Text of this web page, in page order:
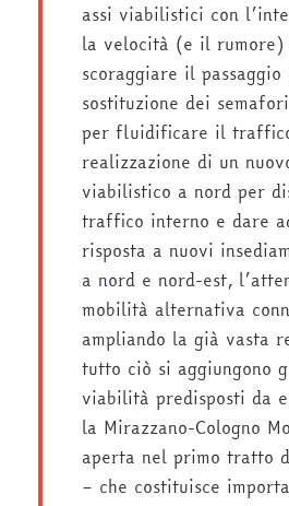
assi viabilistici con
la velocità (e il rumore)
scoraggiare il
sostituzione dei
per fluidificare il
realizzazione di un
viabilistico a nord per
traffico interno e dare
risposta a nuovi
a nord e nord-est,
mobilità alternativa
ampliando la già vasta
tutto ciò si aggiungono
viabilità predisposti da
la Mirazzano-Cologno
aperta nel primo tratto
– che costituisce